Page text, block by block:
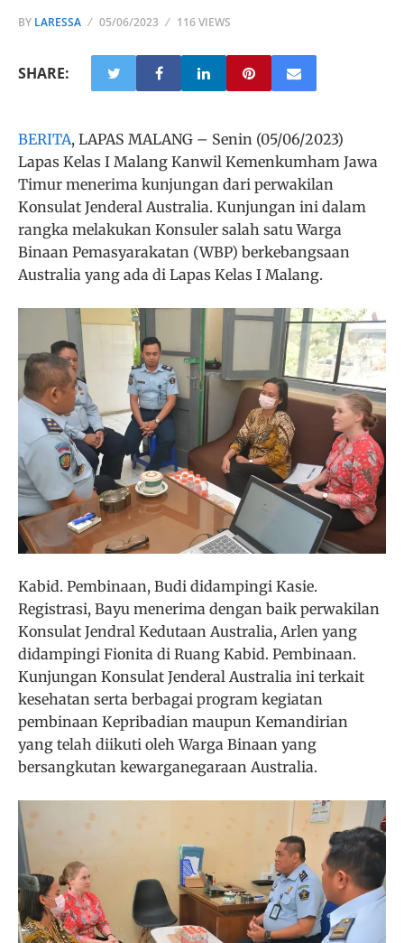
BY LARESSA 05/06/2023 116 VIEWS
SHARE:
BERITA, LAPAS MALANG – Senin (05/06/2023)
Lapas Kelas I Malang Kanwil Kemenkumham Jawa
Timur menerima kunjungan dari perwakilan
Konsulat Jenderal Australia. Kunjungan ini dalam
rangka melakukan Konsuler salah satu Warga
Binaan Pemasyarakatan (WBP) berkebangsaan
Australia yang ada di Lapas Kelas I Malang.
Kabid. Pembinaan, Budi didampingi Kasie.
Registrasi, Bayu menerima dengan baik perwakilan
Konsulat Jendral Kedutaan Australia, Arlen yang
didampingi Fionita di Ruang Kabid. Pembinaan.
Kunjungan Konsulat Jenderal Australia ini terkait
kesehatan serta berbagai program kegiatan
pembinaan Kepribadian maupun Kemandirian
yang telah diikuti oleh Warga Binaan yang
bersangkutan kewarganegaraan Australia.